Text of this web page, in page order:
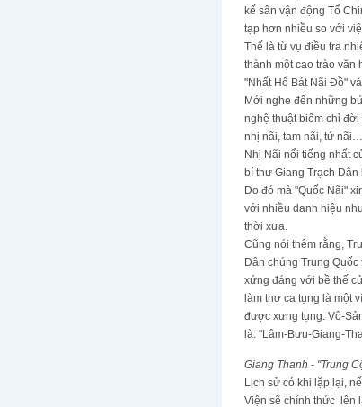
kế sân vận động Tổ
tạp hơn nhiều so với
Thế là từ vụ điều tra
thành một cao trào văn
"Nhất Hổ Bát Nãi Đồ"
Mới nghe đến những
nghệ thuật biếm chỉ
nhị nãi, tam nãi, tứ
Nhị Nãi nổi tiếng nhất
bí thư Giang Trạch
Do đó mà "Quốc Nãi"
với nhiều danh hiệu
thời xưa.
Cũng nói thêm rằng,
Dân chúng Trung
xứng đáng với bề thế
làm thơ ca tụng là một
được xưng tụng: Vô-
là: "Lâm-Bưu-Giang-
Giang Thanh - "Trung
Lịch sử có khi lặp lại,
Viện sẽ chính thức lên